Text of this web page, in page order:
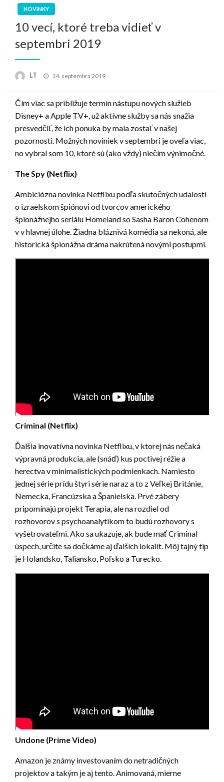
NOVINKY
10 vecí, ktoré treba vidieť v
septembri 2019
LT
Posted
14. septembra 2019
Čím viac sa približuje termín nástupu nových služieb
Disney+ a Apple TV+, už aktívne služby sa nás snažia
presvedčiť, že ich ponuka by mala zostať v našej
pozornosti. Možných noviniek v septembri je oveľa viac,
no vybral som 10, ktoré sú (ako vždy) niečím výnimočné.
The Spy (Netflix)
Ambiciózna novinka Netflixu podľa skutočných udalostí
o izraelskom špiónovi od tvorcov amerického
špionážnejho seriálu Homeland so Sasha Baron Cohenom
v v hlavnej úlohe. Žiadna bláznivá komédia sa nekoná, ale
historická špionážna dráma nakrútená novými postupmi.
Criminal (Netflix)
Ďalšia inovatívna novinka Netflixu, v ktorej nás nečaká
výpravná produkcia, ale (snáď) kus poctivej réžie a
herectva v minimalistických podmienkach. Namiesto
jednej série prídu štyri série naraz a to z Veľkej Británie,
Nemecka, Francúzska a Španielska. Prvé zábery
pripomínajú projekt Terapia, ale na rozdiel od
rozhovorov s psychoanalytikom to budú rozhovory s
vyšetrovateľmi. Ako sa ukazuje, ak bude mať Criminal
úspech, určite sa dočkáme aj ďalších lokalít. Môj tajný tip
je Holandsko, Taliansko, Poľsko a Turecko.
Undone (Prime Video)
Amazon je známy investovaním do netradičných
projektov a takým je aj tento. Animovaná, mierne